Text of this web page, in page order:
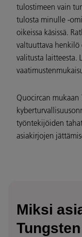
tulostimeen vain
tulosta minulle -
oikeissa käsissä.
valtuuttava
valitusta laitteesta.
Quocircan
työntekijöiden
asiakirjojen
Miksi